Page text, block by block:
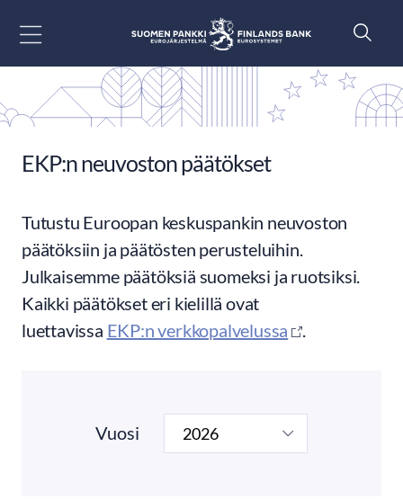
EKP:n neuvoston päätökset
Tutustu Euroopan keskuspankin neuvoston
päätöksiin ja päätösten perusteluihin.
Julkaisemme päätöksiä suomeksi ja ruotsiksi.
Kaikki päätökset eri kielillä ovat
luettavissa EKP:n verkkopalvelussa .
Vuosi